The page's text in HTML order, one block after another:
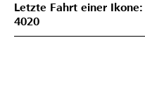
Letzte Fahrt einer
4020